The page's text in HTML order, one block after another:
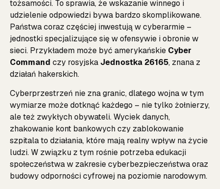
tożsamości. To sprawia, że wskazanie winnego i
udzielenie odpowiedzi bywa bardzo skomplikowane.
Państwa coraz częściej inwestują w cyberarmie –
jednostki specjalizujące się w ofensywie i obronie w
sieci. Przykładem może być amerykańskie Cyber
Command czy rosyjska Jednostka 26165, znana z
działań hakerskich.
Cyberprzestrzeń nie zna granic, dlatego wojna w tym
wymiarze może dotknąć każdego – nie tylko żołnierzy,
ale też zwykłych obywateli. Wyciek danych,
zhakowanie kont bankowych czy zablokowanie
szpitala to działania, które mają realny wpływ na życie
ludzi. W związku z tym rośnie potrzeba edukacji
społeczeństwa w zakresie cyberbezpieczeństwa oraz
budowy odporności cyfrowej na poziomie narodowym.